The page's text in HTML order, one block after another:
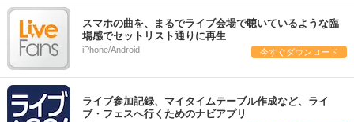
スマホの曲を、まるでライブ会場で聴いているような臨
場感でセットリスト通りに再生
iPhone/Android 今すぐダウンロード
ライブ参加記録、マイタイムテーブル作成など、ライ
ブ・フェスへ行くためのナビアプリ